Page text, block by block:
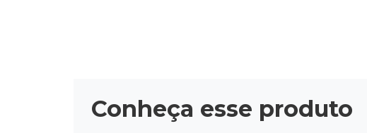
Conheça esse produto